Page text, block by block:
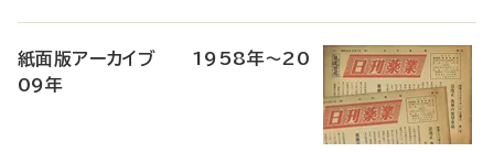
紙面版アーカイブ 1958年～20
09年